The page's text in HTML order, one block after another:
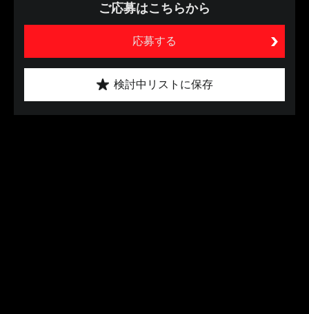
ご応募はこちらから
応募する
検討中リストに保存